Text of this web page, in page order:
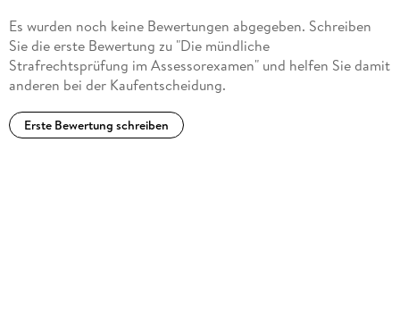
Es wurden noch keine Bewertungen abgegeben. Schreiben
Sie die erste Bewertung zu "Die mündliche
Strafrechtsprüfung im Assessorexamen" und helfen Sie damit
anderen bei der Kaufentscheidung.
Erste Bewertung schreiben